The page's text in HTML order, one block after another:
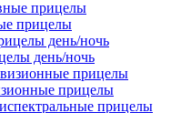
прицелы
день/ночь
прицелы